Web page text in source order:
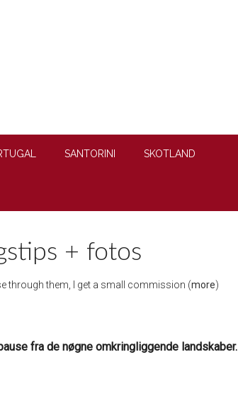
SANTORINI SKOTLAND
+ fotos
through them, I get a small commission (more)
fra de nøgne omkringliggende landskaber.